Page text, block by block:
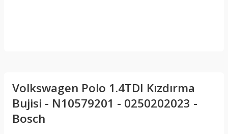
Volkswagen Polo 1.4TDI Kızdırma
Bujisi - N10579201 - 0250202023 -
Bosch